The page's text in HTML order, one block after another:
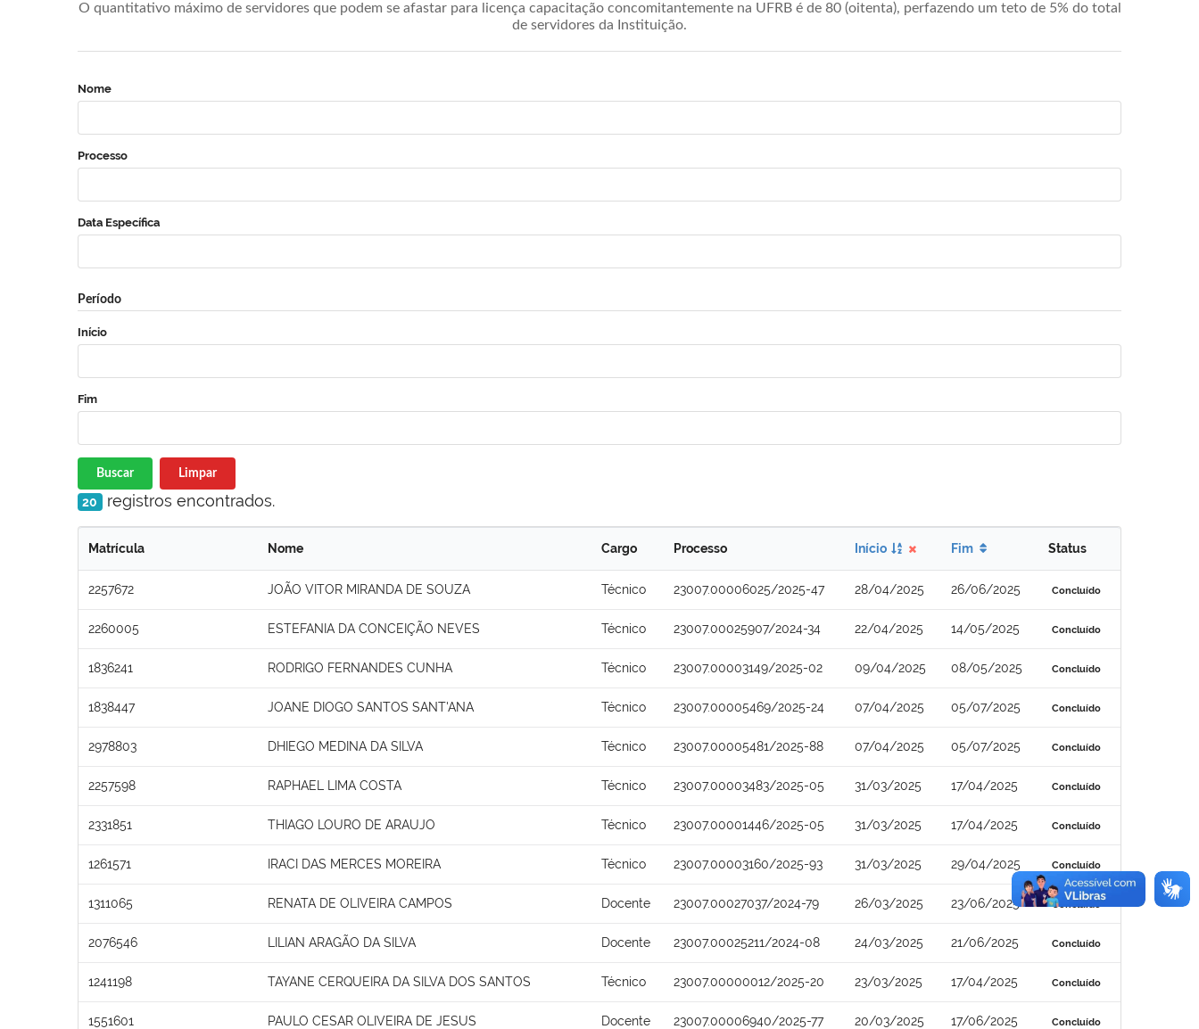
O quantitativo máximo de servidores que podem se afastar para licença capacitação concomitantemente na UFRB é de 80 (oitenta), perfazendo um teto de 5% do total
de servidores da Instituição.
Nome
Processo
Data Específica
Período
Início
Fim
Buscar Limpar
20 registros encontrados.
Matrícula Nome Cargo Processo Início Fim Status
2257672 JOÃO VITOR MIRANDA DE SOUZA Técnico 23007.00006025/2025-47 28/04/2025 26/06/2025 Concluído
2260005 ESTEFANIA DA CONCEIÇÃO NEVES Técnico 23007.00025907/2024-34 22/04/2025 14/05/2025 Concluído
1836241 RODRIGO FERNANDES CUNHA Técnico 23007.00003149/2025-02 09/04/2025 08/05/2025 Concluído
1838447 JOANE DIOGO SANTOS SANT'ANA Técnico 23007.00005469/2025-24 07/04/2025 05/07/2025 Concluído
2978803 DHIEGO MEDINA DA SILVA Técnico 23007.00005481/2025-88 07/04/2025 05/07/2025 Concluído
2257598 RAPHAEL LIMA COSTA Técnico 23007.00003483/2025-05 31/03/2025 17/04/2025 Concluído
2331851 THIAGO LOURO DE ARAUJO Técnico 23007.00001446/2025-05 31/03/2025 17/04/2025 Concluído
1261571 IRACI DAS MERCES MOREIRA Técnico 23007.00003160/2025-93 31/03/2025 29/04/2025 Concluído
1311065 RENATA DE OLIVEIRA CAMPOS Docente 23007.00027037/2024-79 26/03/2025 23/06/2025 Concluído
2076546 LILIAN ARAGÃO DA SILVA Docente 23007.00025211/2024-08 24/03/2025 21/06/2025 Concluído
1241198 TAYANE CERQUEIRA DA SILVA DOS SANTOS Técnico 23007.00000012/2025-20 23/03/2025 17/04/2025 Concluído
1551601 PAULO CESAR OLIVEIRA DE JESUS Docente 23007.00006940/2025-77 20/03/2025 17/06/2025 Concluído